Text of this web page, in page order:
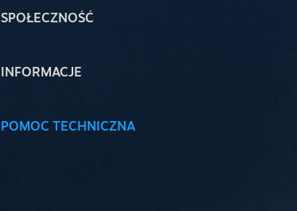
SPOŁECZNOŚĆ
INFORMACJE
POMOC TECHNICZNA